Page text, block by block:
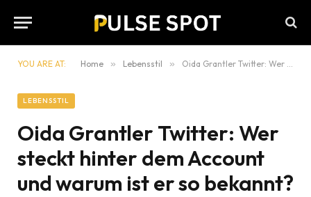
YOU ARE AT: Home » Lebensstil » Oida Grantler Twitter: Wer steckt hinter dem Account und warum ist er so bekannt?
LEBENSSTIL
Oida Grantler Twitter: Wer
steckt hinter dem Account
und warum ist er so bekannt?